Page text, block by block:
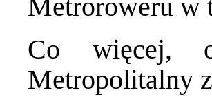
Metroroweru w
Co więcej,
Metropolitalny